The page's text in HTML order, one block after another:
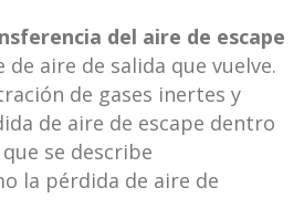
del aire de escape
de aire de salida que vuelve.
de gases inertes y
de aire de escape dentro
se describe
la pérdida de aire de